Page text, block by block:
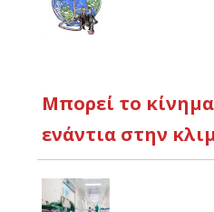
Μπορεί το
ενάντια στην